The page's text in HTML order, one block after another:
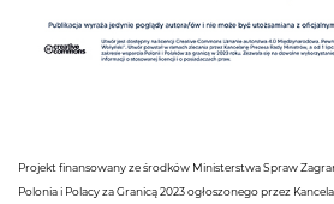
Projekt finansowany ze środków Ministerstwa Spraw
Polonia i Polacy za Granicą 2023 ogłoszonego przez